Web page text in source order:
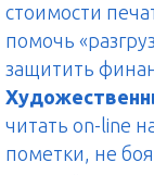
стоимости
помочь
защитить
читать on-line
пометки, не